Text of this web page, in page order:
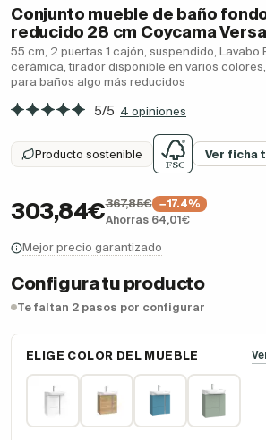
Conjunto mueble de baño
reducido 28 cm Coycama Versa
55 cm, 2 puertas 1 cajón, suspendido, Lavabo
cerámica, tirador disponible en varios
para baños algo más reducidos
5/5 4 opiniones
Producto sostenible Ver ficha
303,84€367,85€
−17.4%
Ahorras 64,01€
Mejor precio garantizado
Configura tu producto
Te faltan 2 pasos por configurar
ELIGE COLOR DEL MUEBLE